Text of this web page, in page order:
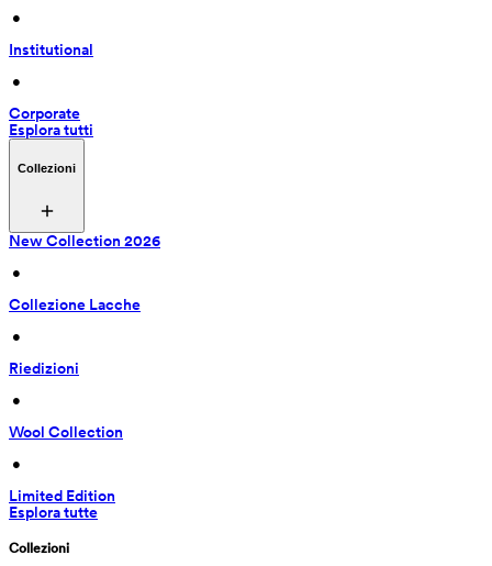
•
Institutional
•
Corporate
Esplora tutti
Collezioni
New Collection 2026
•
Collezione Lacche
•
Riedizioni
•
Wool Collection
•
Limited Edition
Esplora tutte
Collezioni